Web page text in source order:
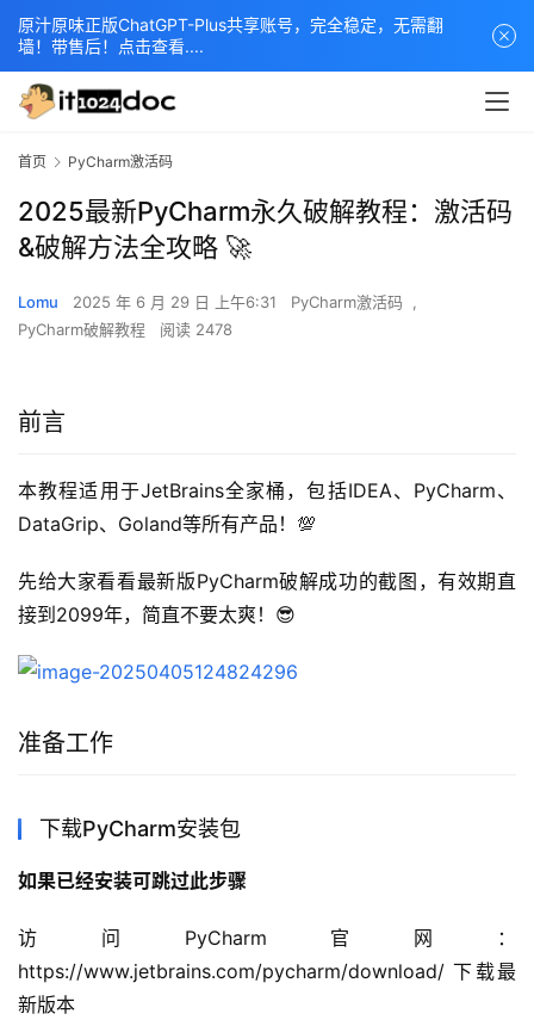
首页 PyCharm激活码
2025最新PyCharm永久破解教程：激活码
&破解方法全攻略 🚀
Lomu 2025 年 6 月 29 日 上午6:31 PyCharm激活码
,
PyCharm破解教程
阅读 2478
前言
本教程适用于JetBrains全家桶，包括IDEA、PyCharm、
DataGrip、Goland等所有产品！💯
先给大家看看最新版PyCharm破解成功的截图，有效期直
接到2099年，简直不要太爽！😎
准备工作
下载PyCharm安装包
如果已经安装可跳过此步骤
访问PyCharm官网：
https://www.jetbrains.com/pycharm/download/ 下载最
新版本
原汁原味正版ChatGPT-Plus共享账号，完全稳定，无需翻
墙！带售后！点击查看....